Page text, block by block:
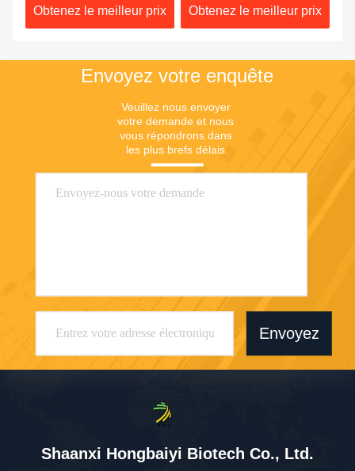
Obtenez le meilleur prix Obtenez le meilleur prix
Envoyez votre enquête
Veuillez nous envoyer
votre demande et nous
vous répondrons dans
les plus brefs délais.
Envoyez
Shaanxi Hongbaiyi Biotech Co., Ltd.